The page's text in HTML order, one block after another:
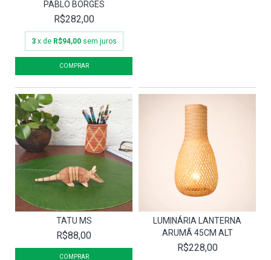
PABLO BORGES
R$282,00
3 x de R$94,00 sem juros
TATU MS
R$88,00
LUMINÁRIA LANTERNA
ARUMÃ 45CM ALT
R$228,00